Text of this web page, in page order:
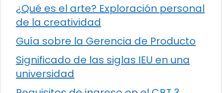
¿Qué es el arte? Exploración personal
de la creatividad
Guía sobre la Gerencia de Producto
Significado de las siglas IEU en una
universidad